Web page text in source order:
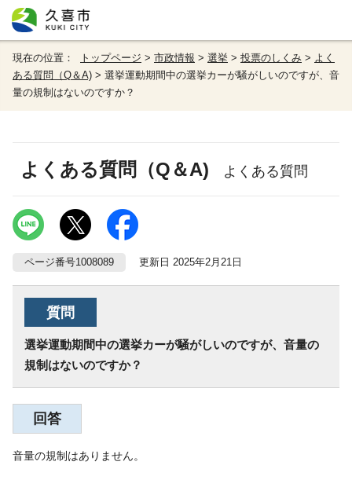
現在の位置： トップページ > 市政情報 > 選挙 > 投票のしくみ > よく
ある質問（Q＆A) > 選挙運動期間中の選挙カーが騒がしいのですが、音
量の規制はないのですか？
よくある質問（Q＆A) よくある質問
ページ番号1008089 更新日 2025年2月21日
質問
選挙運動期間中の選挙カーが騒がしいのですが、音量の
規制はないのですか？
回答
音量の規制はありません。